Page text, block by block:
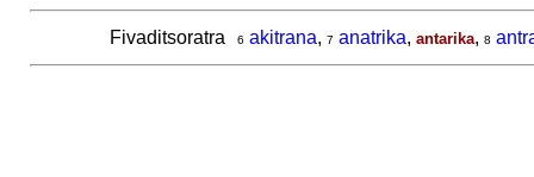
Fivaditsoratra 6 akitrana, 7 anatrika, antarika, 8